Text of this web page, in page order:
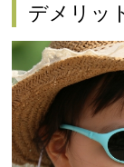
デメリッ